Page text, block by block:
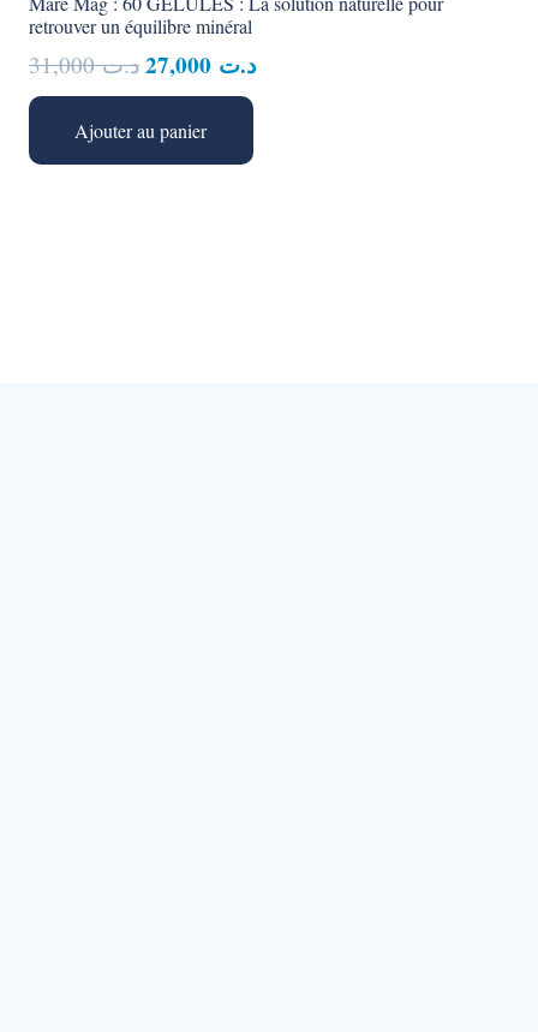
retrouver un équilibre minéral
د.ت31,000
Le
prix
initial
était :
د.تLe
Ajouter au panier